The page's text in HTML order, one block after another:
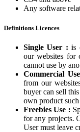
Any software
Definitions Licences
Single User : is
our websites for
cannot use by
Commercial
from our
buyer can sell
own product
Freebies Use :
for any projects.
User must leave